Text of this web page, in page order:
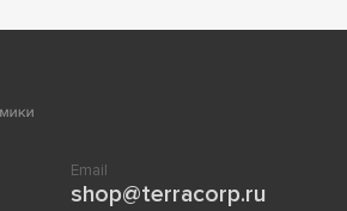
Email
shop@terracorp.ru